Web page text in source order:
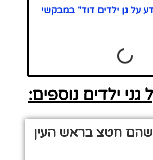
על גן ילדים דוד" במבקשי
גני ילדים נוספים:
שהם חטצ בראש העין